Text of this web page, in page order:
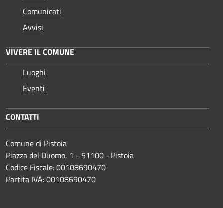
Comunicati
Avvisi
VIVERE IL COMUNE
Luoghi
Eventi
CONTATTI
Comune di Pistoia
Piazza del Duomo, 1 - 51100 - Pistoia
Codice Fiscale: 00108690470
Partita IVA: 00108690470